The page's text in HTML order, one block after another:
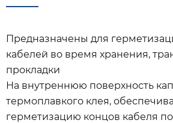
Предназначены для
кабелей во время хранения,
прокладки
На внутреннюю поверхность
термоплавкого клея,
герметизацию концов кабеля